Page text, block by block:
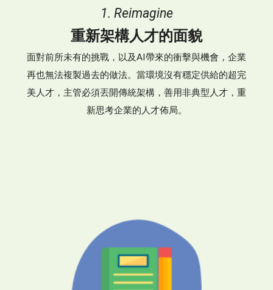
1. Reimagine
重新架構人才的面貌
面對前所未有的挑戰，以及AI帶來的衝擊與機會，企業
再也無法複製過去的做法。當環境沒有穩定供給的超完
美人才，主管必須丟開傳統架構，善用非典型人才，重
新思考企業的人才佈局。